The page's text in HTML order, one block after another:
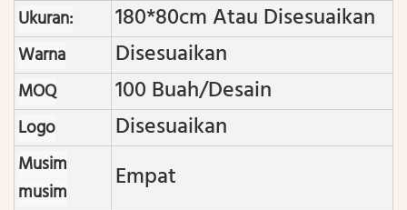
Ukuran: 180*80cm Atau Disesuaikan
Warna Disesuaikan
MOQ 100 Buah/desain
Logo Disesuaikan
Musim
musim
Empat